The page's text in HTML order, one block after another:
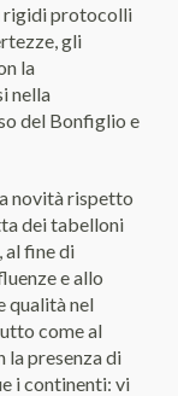
rigidi protocolli
gli
la
nella
del Bonfiglio e
novità rispetto
dei tabelloni
al fine di
e allo
qualità nel
come al
la presenza di
i continenti: vi